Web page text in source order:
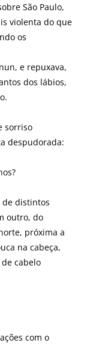
São Paulo,
violenta do que
os
e repuxava,
dos lábios,
sorriso
despudorada:
de distintos
outro, do
próxima a
na cabeça,
cabelo
com o